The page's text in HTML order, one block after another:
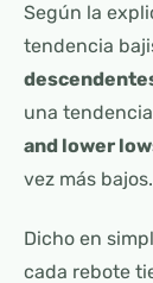
Según la
tendencia
una
and lower
vez más bajos.
Dicho en
cada rebote